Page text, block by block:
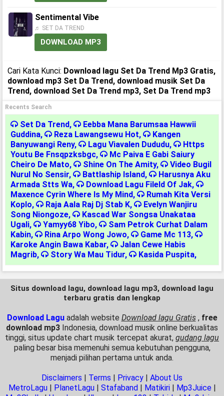
Sentimental Vibe
♬ SET DA TREND
DOWNLOAD MP3
Cari Kata Kunci: Download lagu Set Da Trend Mp3 Gratis,
download mp3 Set Da Trend, download musik Set Da
Trend, download Set Da Trend mp3, Set Da Trend mp3
Recents Search
Set Da Trend,
Eebba Mana Barumsaa Hawwii
Guddina, Reza Lawangsewu Hot,
Kangen
Banyuwangi Reny, Lagu Viavalen Dududu,
Https
Youtu Be Fnsqpzksbgc,
Mc Paiva E Gabi Saiury
Cheiro De Mato, Shine On The Amity,
Video Bugil
Nurul No Sensir, Battlaship Island,
Harusnya Aku
Armada Stts Wa, Download Lagu Fileld Of Jak,
Maxence Cyrin Where Is My Mind,
Rumah Kita Versi
Koplo, Raja Aala Raj Dj Stab K,
Evelyn Wanjiru
Song Niongoze,
Kascad War Songsa Unakataa
Ugali, Yamyy68 Yibo,
Sam Petrok Curhat Dalam
Kabin, Rina Arpo Wong Jowo, Game Mc 113,
Karoke Angin Bawa Kabar,
Jalan Cewe Habis
Magrib, Story Wa Mau Tidur, Kasida Puspita,
Situs download lagu, download lagu mp3, download lagu
terbaru gratis dan lengkap
Download Lagu adalah website Download lagu Gratis , free
download mp3 Indonesia, download musik online berkualitas
tinggi, situs update chart musik tercepat akurat, gudang lagu
paling besar bisa memenuhi semua kebutuhan pengguna,
menjadi pilihan pertama untuk anda.
Disclaimers | Terms | Privacy | About Us
MetroLagu| PlanetLagu| Stafaband| Matikiri| Mp3Juice|